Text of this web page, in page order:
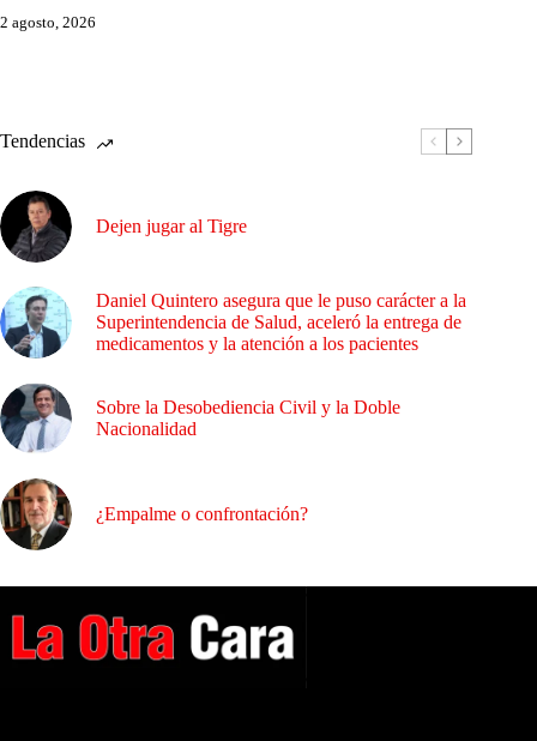
2 agosto, 2026
Tendencias
Dejen jugar al Tigre
Daniel Quintero asegura que le puso carácter a la
Superintendencia de Salud, aceleró la entrega de
medicamentos y la atención a los pacientes
Sobre la Desobediencia Civil y la Doble
Nacionalidad
¿Empalme o confrontación?